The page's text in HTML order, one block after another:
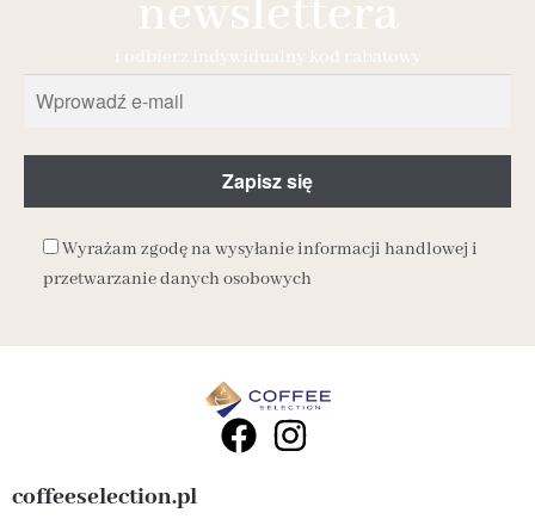
newslettera
i odbierz indywidualny kod rabatowy
Wyrażam zgodę na wysyłanie informacji handlowej i
przetwarzanie danych osobowych
coffeeselection.pl